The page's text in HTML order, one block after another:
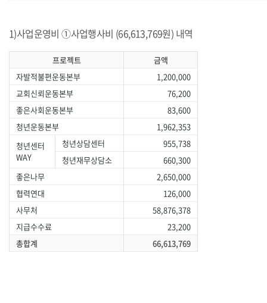
1)사업운영비 ①사업행사비 (66,613,769원) 내역
프로젝트
금액
자발적불편운동본부
1,200,000
교회신뢰운동본부
76,200
좋은사회운동본부
83,600
청년운동본부
1,962,353
청년센터
WAY
청년상담센터
955,738
청년재무상담소
660,300
좋은나무
2,650,000
협력연대
126,000
사무처
58,876,378
지급수수료
23,200
총합계
66,613,769